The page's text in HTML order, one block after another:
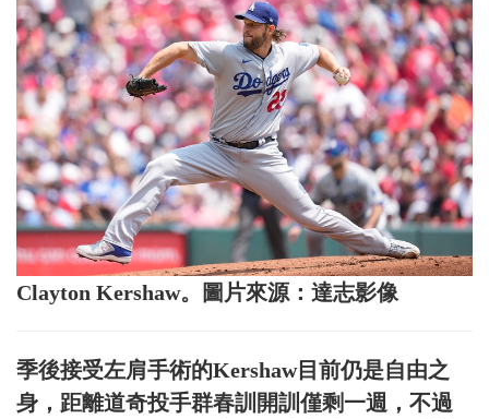
Clayton Kershaw。圖片來源：達志影像
季後接受左肩手術的Kershaw目前仍是自由之
身，距離道奇投手群春訓開訓僅剩一週，不過